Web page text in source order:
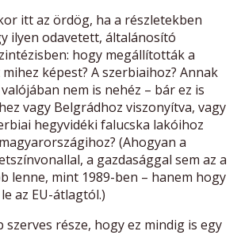
itt az ördög, ha a részletekben
ilyen odavetett, általánosító
hogy megállították a
képest? A szerbiaihoz? Annak
nem is nehéz – bár ez is
vagy Belgrádhoz viszonyítva, vagy
hegyvidéki falucska lakóihoz
(Ahogyan a
a gazdasággal sem az a
lenne, mint 1989-ben – hanem hogy
az EU-átlagtól.)
szerves része, hogy ez mindig is egy